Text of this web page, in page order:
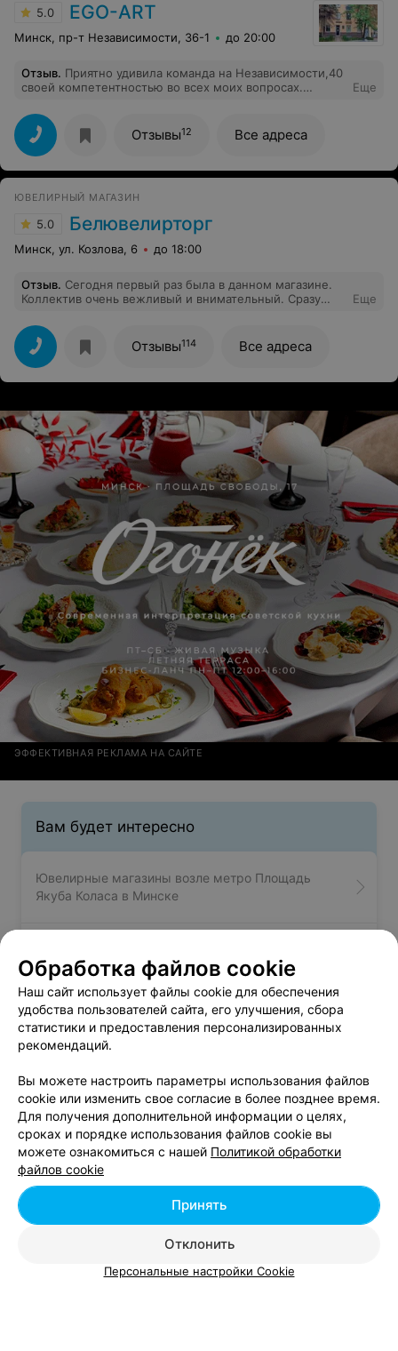
5.0 EGO-ART
Минск, пр-т Независимости, 36-1 до 20:00
Отзыв. Приятно удивила команда на Независимости,40
своей компетентностью во всех моих вопросах.
Еще
Отзывы12 Все адреса
ЮВЕЛИРНЫЙ МАГАЗИН
5.0 Белювелирторг
Минск, ул. Козлова, 6 до 18:00
Отзыв. Сегодня первый раз была в данном магазине.
Коллектив очень вежливый и внимательный. Сразу
Девушки помогли мне с выбором, и подобрали
великолепную цепочку! Спасибо большое за вашу
работу!
Еще
Отзывы114 Все адреса
ЭФФЕКТИВНАЯ РЕКЛАМА НА САЙТЕ
Вам будет интересно
Ювелирные магазины возле метро Площадь
Якуба Коласа в Минске
в Минске
Ювелирные магазины возле метро Пушкинская в
Минске
Добавить компанию
Добавить специалиста
Обработка файлов cookie
Наш сайт использует файлы cookie для обеспечения
удобства пользователей сайта, его улучшения, сбора
статистики и предоставления персонализированных
рекомендаций.
Вы можете настроить параметры использования файлов
cookie или изменить свое согласие в более позднее время.
Для получения дополнительной информации о целях,
сроках и порядке использования файлов cookie вы
можете ознакомиться с нашей Политикой обработки
файлов cookie
Отклонить
Принять
Персональные настройки Cookie